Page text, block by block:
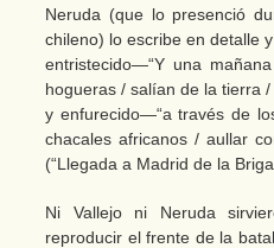
Neruda (que lo presenció
chileno) lo escribe en detalle
entristecido—“Y una
hogueras / salían de la tierra /
y enfurecido—“a través de
chacales africanos / aullar
(“Llegada a Madrid de la
Ni Vallejo ni Neruda
reproducir el frente de la